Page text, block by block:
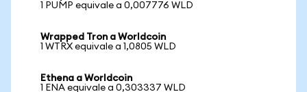
1 PUMP equivale a 0,007776 WLD
Wrapped Tron a Worldcoin
1 WTRX equivale a 1,0805 WLD
Ethena a Worldcoin
1 ENA equivale a 0,303337 WLD